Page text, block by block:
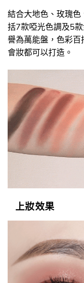
結合大地色、玫瑰
括7款啞光色調及5
譽為萬能盤，色彩
會妝都可以打造。
上妝效果